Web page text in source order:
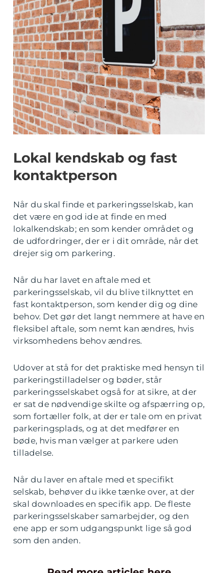
Lokal kendskab og fast
kontaktperson
Når du skal finde et parkeringsselskab, kan
det være en god ide at finde en med
lokalkendskab; en som kender området og
de udfordringer, der er i dit område, når det
drejer sig om parkering.
Når du har lavet en aftale med et
parkeringsselskab, vil du blive tilknyttet en
fast kontaktperson, som kender dig og dine
behov. Det gør det langt nemmere at have en
fleksibel aftale, som nemt kan ændres, hvis
virksomhedens behov ændres.
Udover at stå for det praktiske med hensyn til
parkeringstilladelser og bøder, står
parkeringsselskabet også for at sikre, at der
er sat de nødvendige skilte og afspærring op,
som fortæller folk, at der er tale om en privat
parkeringsplads, og at det medfører en
bøde, hvis man vælger at parkere uden
tilladelse.
Når du laver en aftale med et specifikt
selskab, behøver du ikke tænke over, at der
skal downloades en specifik app. De fleste
parkeringsselskaber samarbejder, og den
ene app er som udgangspunkt lige så god
som den anden.